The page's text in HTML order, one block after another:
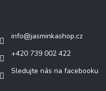
info@jasminkashop.cz
+420 739 002 422
Sledujte nás na facebooku